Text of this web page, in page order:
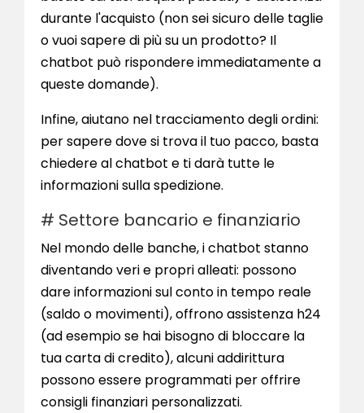
durante l'acquisto (non sei sicuro delle taglie
o vuoi sapere di più su un prodotto? Il
chatbot può rispondere immediatamente a
queste domande).
Infine, aiutano nel tracciamento degli ordini:
per sapere dove si trova il tuo pacco, basta
chiedere al chatbot e ti darà tutte le
informazioni sulla spedizione.
# Settore bancario e finanziario
Nel mondo delle banche, i chatbot stanno
diventando veri e propri alleati: possono
dare informazioni sul conto in tempo reale
(saldo o movimenti), offrono assistenza h24
(ad esempio se hai bisogno di bloccare la
tua carta di credito), alcuni addirittura
possono essere programmati per offrire
consigli finanziari personalizzati.